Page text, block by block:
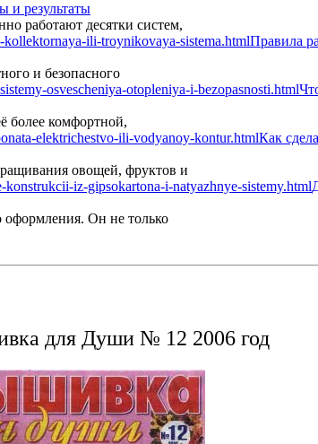
и результаты
работают десятки систем,
Правила
и безопасного
более комфортной,
Как
овощей, фруктов и
оформления. Он не только
для Души № 12 2006 год